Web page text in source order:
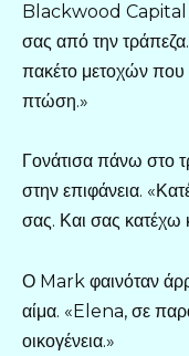
Blackwood Capital
σας από την
πακέτο μετοχών που
πτώση.»
Γονάτισα πάνω στο
στην επιφάνεια.
σας. Και σας κατέχω
Ο Mark φαινόταν
αίμα. «Elena, σε
οικογένεια.»